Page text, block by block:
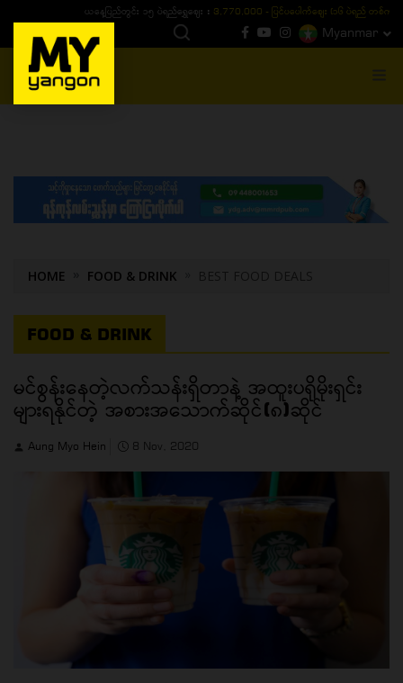
ယနေ့ပြည်တွင်း ၁၅ ပဲရည်ရွှေဈေး : 3,770,000 - ပြင်ပပေါက်စျေး (၁၆ ပဲရည် တစ်ကျပ်
Myanmar
MENU
HOME FOOD & DRINK BEST FOOD DEALS
FOOD & DRINK
မင်စွန်းနေတဲ့လက်သန်းရှိတာနဲ့ အထူးပရိုမိုးရှင်း
များရနိုင်တဲ့ အစားအသောက်ဆိုင်(၈)ဆိုင်
Aung Myo Hein 8 Nov, 2020